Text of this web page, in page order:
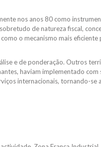
nos anos 80 como
de natureza fiscal,
o mecanismo mais eficiente
e de ponderação. Outros
haviam implementado
internacionais, tornando-se